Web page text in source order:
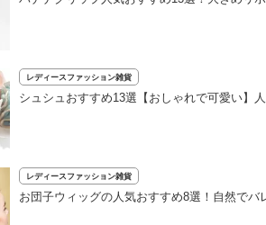
レディースファッション雑貨
シュシュおすすめ13選【おしゃれで可愛い】
レディースファッション雑貨
お団子ウィッグの人気おすすめ8選！自然でバ